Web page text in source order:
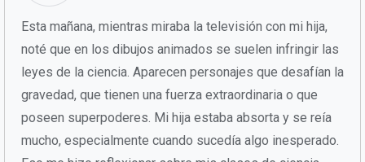
Esta mañana, mientras miraba la televisión con mi hija,
noté que en los dibujos animados se suelen infringir las
leyes de la ciencia. Aparecen personajes que desafían la
gravedad, que tienen una fuerza extraordinaria o que
poseen superpoderes. Mi hija estaba absorta y se reía
mucho, especialmente cuando sucedía algo inesperado.